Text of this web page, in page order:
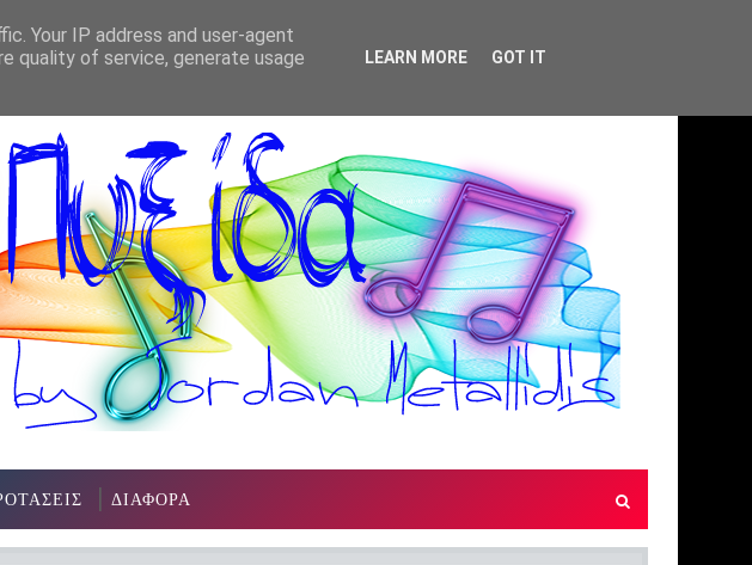
ΜΕΛΩΔΙΕΣ ΧΩΡΙΣ ΣΥΝΟΡΑ(ΜΟΥΣΙΚΗ
ΔΙΑΦΟΡΑ
Your IP address and user-agent
quality of service, generate usage
LEARN MORE GOT IT